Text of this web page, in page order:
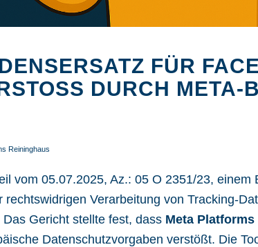
FÜR
DURCH META-
Reininghaus
vom 05.07.2025, Az.: 05 O 2351/23, einem
rechtswidrigen Verarbeitung von Tracking-
Gericht stellte fest, dass Meta Platforms
Datenschutzvorgaben verstößt. Die